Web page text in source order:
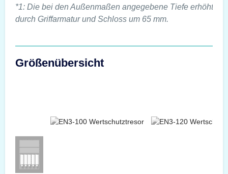
*1: Die bei den Außenmaßen angegebene Tiefe erhöht
durch Griffarmatur und Schloss um 65 mm.
Größenübersicht